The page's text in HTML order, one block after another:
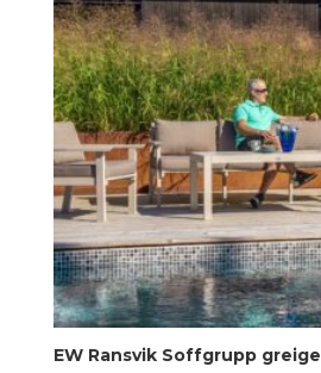
EW Ransvik Soffgrupp greige